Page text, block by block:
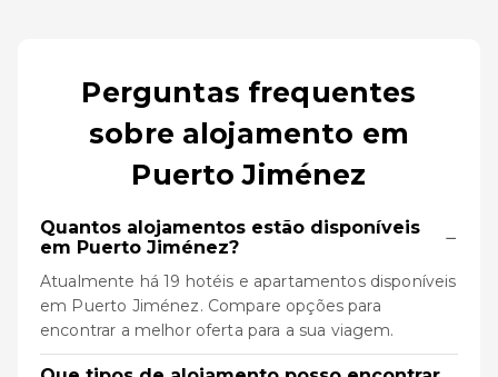
Perguntas frequentes
sobre alojamento em
Puerto Jiménez
Quantos alojamentos estão disponíveis
em Puerto Jiménez?
−
Atualmente há 19 hotéis e apartamentos disponíveis
em Puerto Jiménez. Compare opções para
encontrar a melhor oferta para a sua viagem.